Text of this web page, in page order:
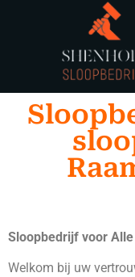
Sloopbedrijf voor
Welkom bij uw